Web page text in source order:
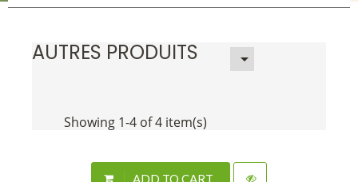
AUTRES PRODUITS 
Showing 1-4 of 4 item(s)
ADD TO CART